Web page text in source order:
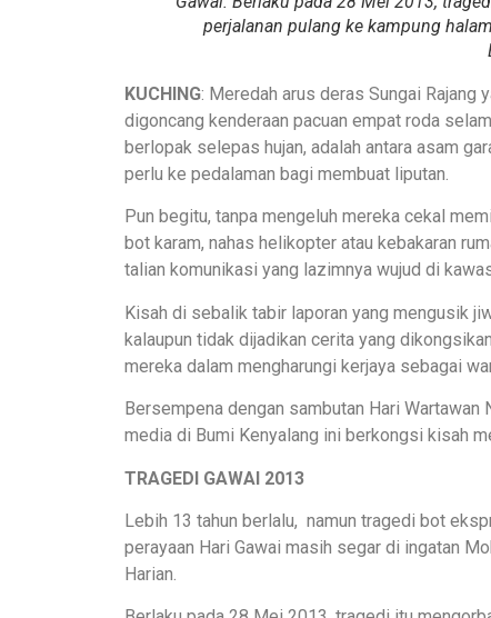
perjalanan pulang ke kampung
KUCHING: Meredah arus deras Sungai Rajang
digoncang kenderaan pacuan empat roda
berlopak selepas hujan, adalah antara asam
perlu ke pedalaman bagi membuat liputan.
Pun begitu, tanpa mengeluh mereka cekal
bot karam, nahas helikopter atau kebakaran
talian komunikasi yang lazimnya wujud di
Kisah di sebalik tabir laporan yang mengusik
kalaupun tidak dijadikan cerita yang
mereka dalam mengharungi kerjaya sebagai
Bersempena dengan sambutan Hari Wartawan
media di Bumi Kenyalang ini berkongsi kisah
TRAGEDI GAWAI 2013
Lebih 13 tahun berlalu, namun tragedi bot
perayaan Hari Gawai masih segar di ingatan
Harian.